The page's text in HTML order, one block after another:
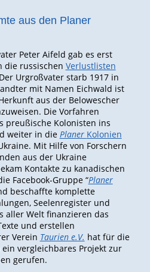
aus den Planer
Peter Aifeld gab es erst
die russischen Verlustlisten
Urgroßvater starb 1917 in
mit Namen Eichwald ist
aus der Belowescher
Die Vorfahren
preußische Kolonisten ins
weiter in die Planer Kolonien
Mit Hilfe von Forschern
aus der Ukraine
Kontakte zu kanadischen
Facebook-Gruppe “Planer
beschaffte komplette
Seelenregister und
aller Welt finanzieren das
und erstellen
Verein Taurien e.V. hat für die
vergleichbares Projekt zur
gerufen.